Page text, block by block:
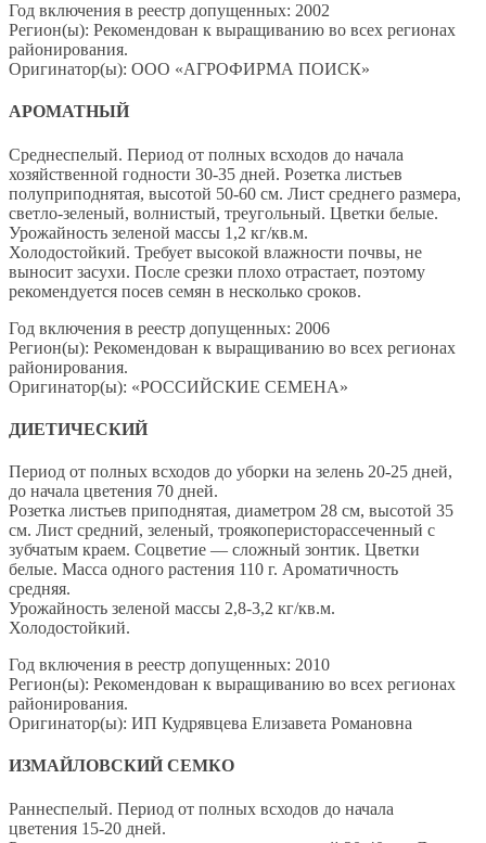
Год включения в реестр допущенных: 2002
Регион(ы): Рекомендован к выращиванию во всех регионах
районирования.
Оригинатор(ы): ООО «АГРОФИРМА ПОИСК»
АРОМАТНЫЙ
Среднеспелый. Период от полных всходов до начала
хозяйственной годности 30-35 дней. Розетка листьев
полуприподнятая, высотой 50-60 см. Лист среднего размера,
светло-зеленый, волнистый, треугольный. Цветки белые.
Урожайность зеленой массы 1,2 кг/кв.м.
Холодостойкий. Требует высокой влажности почвы, не
выносит засухи. После срезки плохо отрастает, поэтому
рекомендуется посев семян в несколько сроков.
Год включения в реестр допущенных: 2006
Регион(ы): Рекомендован к выращиванию во всех регионах
районирования.
Оригинатор(ы): «РОССИЙСКИЕ СЕМЕНА»
ДИЕТИЧЕСКИЙ
Период от полных всходов до уборки на зелень 20-25 дней,
до начала цветения 70 дней.
Розетка листьев приподнятая, диаметром 28 см, высотой 35
см. Лист средний, зеленый, троякоперисторассеченный с
зубчатым краем. Соцветие — сложный зонтик. Цветки
белые. Масса одного растения 110 г. Ароматичность
средняя.
Урожайность зеленой массы 2,8-3,2 кг/кв.м.
Холодостойкий.
Год включения в реестр допущенных: 2010
Регион(ы): Рекомендован к выращиванию во всех регионах
районирования.
Оригинатор(ы): ИП Кудрявцева Елизавета Романовна
ИЗМАЙЛОВСКИЙ СЕМКО
Раннеспелый. Период от полных всходов до начала
цветения 15-20 дней.